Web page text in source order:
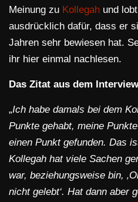
Meinung zu Kollegah und
ausdrücklich dafür, dass er
Jahren sehr bewiesen hat.
ihr hier einmal nachlesen.
Das Zitat aus dem Interview
„Ich habe damals bei dem
Punkte gehabt, meine
einen Punkt gefunden. Das
Kollegah hat viele Sachen
war, beziehungsweise bin,
nicht gelebt‘. Hat dann aber